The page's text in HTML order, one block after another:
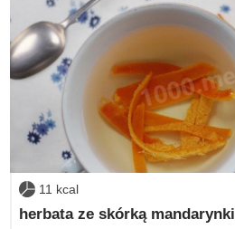
11 kcal
herbata ze skórką mandarynki